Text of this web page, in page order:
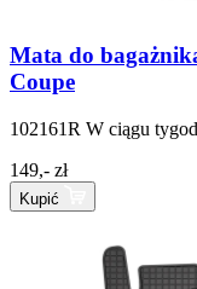
Mata do
Coupe
102161R W ciągu
149,- zł
Kupić